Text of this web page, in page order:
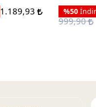
1.189,93
%50
999,90